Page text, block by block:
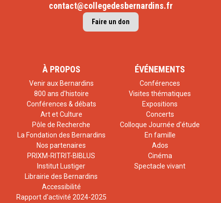
contact@collegedesbernardins.fr
Faire un don
À PROPOS
Venir aux Bernardins
800 ans d'histoire
Conférences & débats
Art et Culture
Pôle de Recherche
La Fondation des Bernardins
Nos partenaires
PRIXM-RITRIT-BIBLUS
Institut Lustiger
Librairie des Bernardins
Accessibilité
Rapport d'activité 2024-2025
ÉVÉNEMENTS
Conférences
Visites thématiques
Expositions
Concerts
Colloque Journée d'étude
En famille
Ados
Cinéma
Spectacle vivant